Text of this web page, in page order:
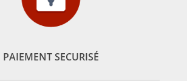
PAIEMENT SECURISÉ